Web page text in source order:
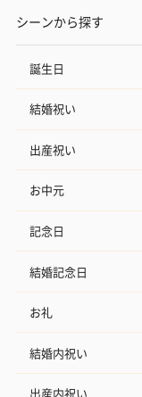
シーンから探す
誕生日
結婚祝い
出産祝い
お中元
記念日
結婚記念日
お礼
結婚内祝い
出産内祝い